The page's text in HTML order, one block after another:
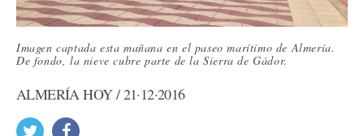
Imagen captada esta mañana en el paseo marítimo de Almería.
De fondo, la nieve cubre parte de la Sierra de Gádor.
ALMERÍA HOY / 21·12·2016